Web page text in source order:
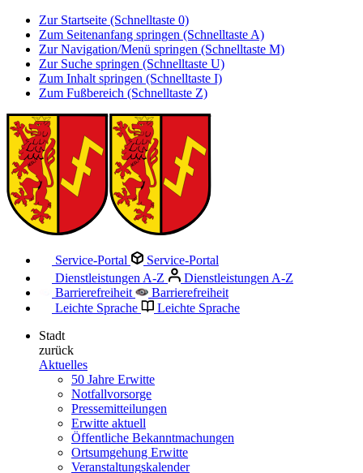
Zur Startseite (Schnelltaste 0)
Zum Seitenanfang springen (Schnelltaste A)
Zur Navigation/Menü springen (Schnelltaste M)
Zur Suche springen (Schnelltaste U)
Zum Inhalt springen (Schnelltaste I)
Zum Fußbereich (Schnelltaste Z)
Service-Portal
Service-Portal
Dienstleistungen A-Z
Dienstleistungen A-Z
Barrierefreiheit
Barrierefreiheit
Leichte Sprache
Leichte Sprache
Stadt
zurück
Aktuelles
50 Jahre Erwitte
Notfallvorsorge
Pressemitteilungen
Erwitte aktuell
Öffentliche Bekanntmachungen
Ortsumgehung Erwitte
Veranstaltungskalender